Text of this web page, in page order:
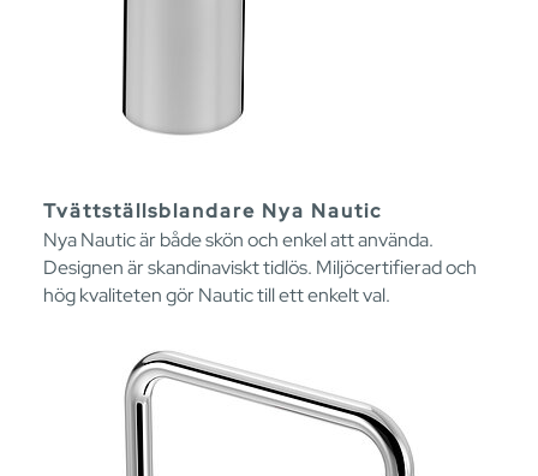
Tvättställsblandare Nya Nautic
Nya Nautic är både skön och enkel att använda.
Designen är skandinaviskt tidlös. Miljöcertifierad och
hög kvaliteten gör Nautic till ett enkelt val.